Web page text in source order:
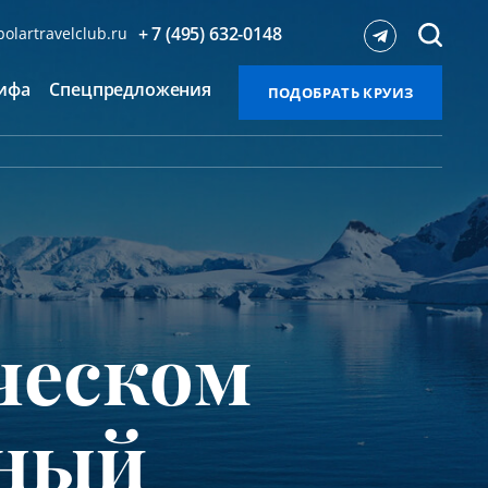
+ 7 (495) 632-0148
Спецпредложения ПОДОБРАТЬ КРУИЗ